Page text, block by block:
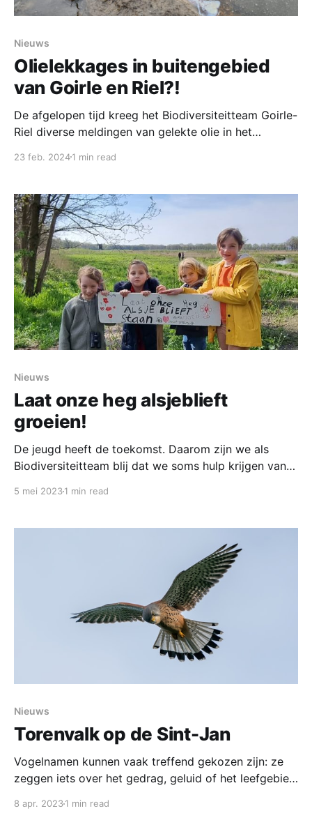
Nieuws
Olielekkages in buitengebied
van Goirle en Riel?!
De afgelopen tijd kreeg het Biodiversiteitteam Goirle-
Riel diverse meldingen van gelekte olie in het
zandpaden en zelfs middenin natuurgebieden waren
waterplasjes. Wat is hier aan de hand? We kunnen u
geruststellen: de olieachtige verschijning is geen
vervuiling, maar
23 feb. 20241 min read
Nieuws
Laat onze heg alsjeblieft
groeien!
De jeugd heeft de toekomst. Daarom zijn we als
Biodiversiteitteam blij dat we soms hulp krijgen van
landschap, maar vormen (als ze groter
5 mei 20231 min read
Nieuws
Torenvalk op de Sint-Jan
Vogelnamen kunnen vaak treffend gekozen zijn: ze
zeggen iets over het gedrag, geluid of het leefgebied
torenvalk is duidelijk dat deze mooie roofvogel zich
8 apr. 20231 min read